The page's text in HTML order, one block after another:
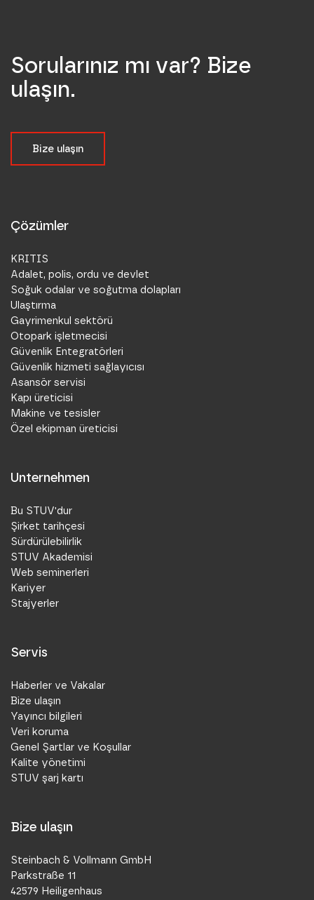
Sorularınız mı var? Bize
ulaşın.
Bize ulaşın
Çözümler
KRITIS
Adalet, polis, ordu ve devlet
Soğuk odalar ve soğutma dolapları
Ulaştırma
Gayrimenkul sektörü
Otopark işletmecisi
Güvenlik Entegratörleri
Güvenlik hizmeti sağlayıcısı
Asansör servisi
Kapı üreticisi
Makine ve tesisler
Özel ekipman üreticisi
Unternehmen
Bu STUV'dur
Şirket tarihçesi
Sürdürülebilirlik
STUV Akademisi
Web seminerleri
Kariyer
Stajyerler
Servis
Haberler ve Vakalar
Bize ulaşın
Yayıncı bilgileri
Veri koruma
Genel Şartlar ve Koşullar
Kalite yönetimi
STUV şarj kartı
Bize ulaşın
Steinbach & Vollmann GmbH
Parkstraße 11
42579 Heiligenhaus